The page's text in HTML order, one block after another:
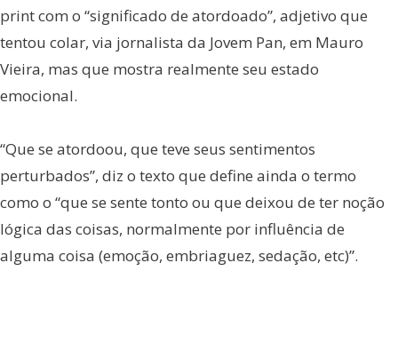
print com o “significado de atordoado”, adjetivo que
tentou colar, via jornalista da Jovem Pan, em Mauro
Vieira, mas que mostra realmente seu estado
emocional.
“Que se atordoou, que teve seus sentimentos
perturbados”, diz o texto que define ainda o termo
como o “que se sente tonto ou que deixou de ter noção
lógica das coisas, normalmente por influência de
alguma coisa (emoção, embriaguez, sedação, etc)”.